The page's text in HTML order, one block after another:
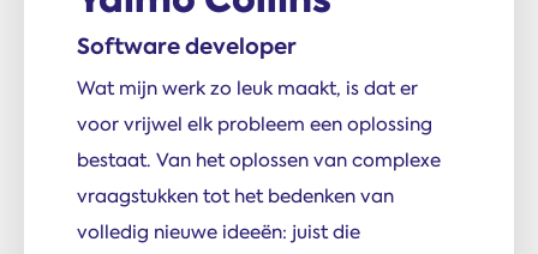
Software developer
Wat mijn werk zo leuk maakt, is dat er
voor vrijwel elk probleem een oplossing
bestaat. Van het oplossen van complexe
vraagstukken tot het bedenken van
volledig nieuwe ideeën: juist die